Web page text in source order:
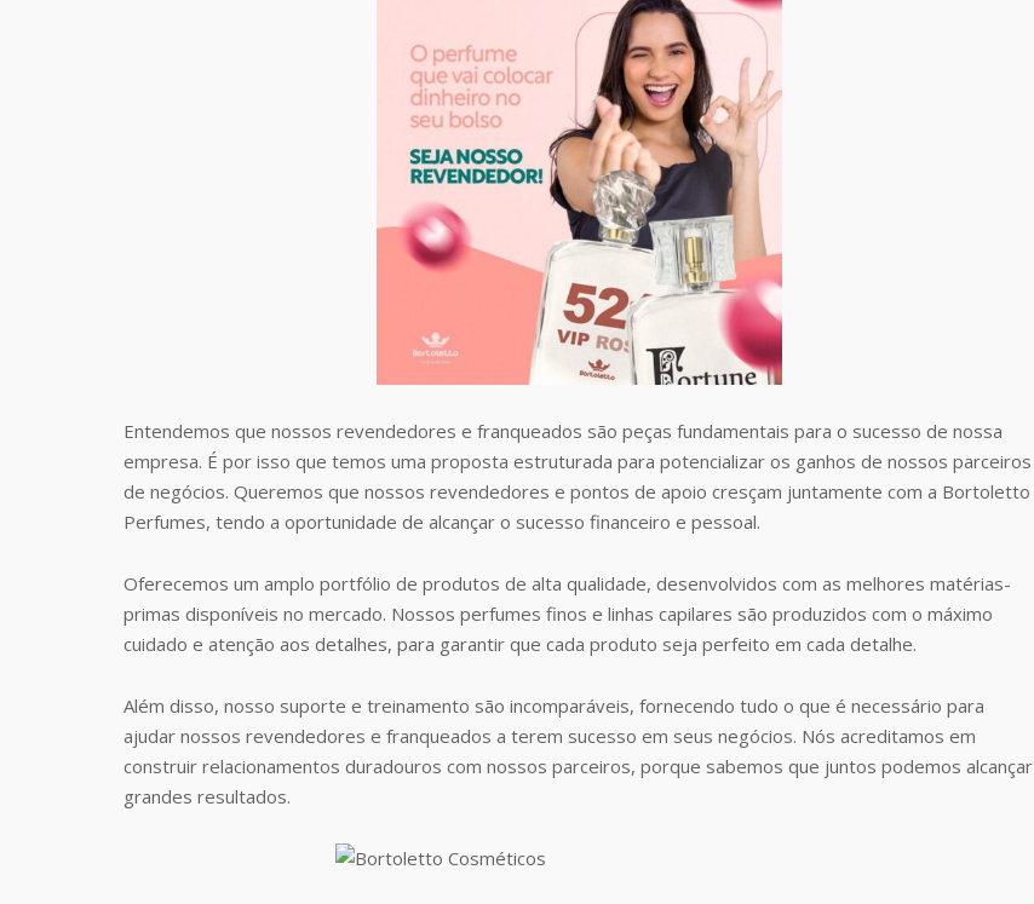
Entendemos que nossos revendedores e franqueados são peças fundamentais para o sucesso de nossa
empresa. É por isso que temos uma proposta estruturada para potencializar os ganhos de nossos parceiros
de negócios. Queremos que nossos revendedores e pontos de apoio cresçam juntamente com a Bortoletto
Perfumes, tendo a oportunidade de alcançar o sucesso financeiro e pessoal.
Oferecemos um amplo portfólio de produtos de alta qualidade, desenvolvidos com as melhores matérias-
primas disponíveis no mercado. Nossos perfumes finos e linhas capilares são produzidos com o máximo
cuidado e atenção aos detalhes, para garantir que cada produto seja perfeito em cada detalhe.
Além disso, nosso suporte e treinamento são incomparáveis, fornecendo tudo o que é necessário para
ajudar nossos revendedores e franqueados a terem sucesso em seus negócios. Nós acreditamos em
construir relacionamentos duradouros com nossos parceiros, porque sabemos que juntos podemos alcançar
grandes resultados.